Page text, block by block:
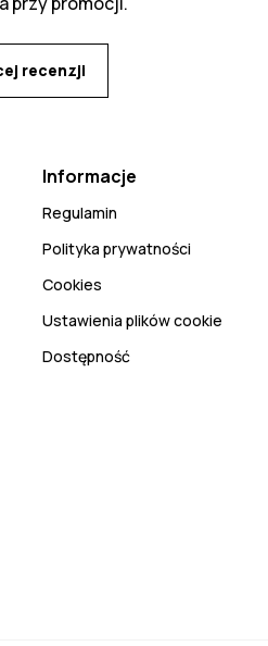
recenzji
Informacje
Regulamin
Polityka prywatności
Cookies
Ustawienia plików cookie
Dostępność